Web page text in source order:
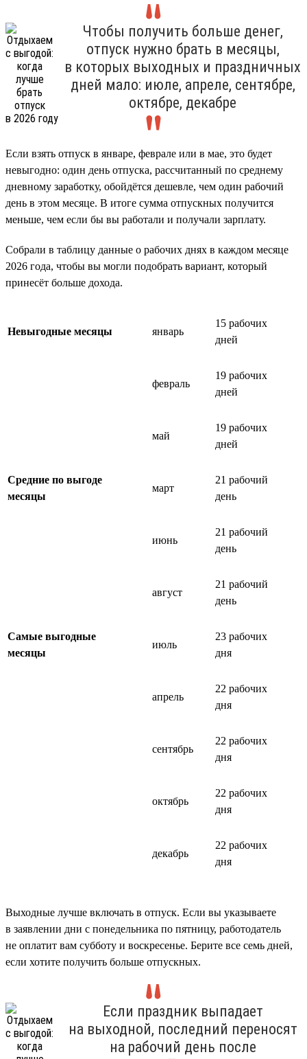
Чтобы получить больше денег,
отпуск нужно брать в месяцы,
в которых выходных и праздничных
дней мало: июле, апреле, сентябре,
октябре, декабре
Если взять отпуск в январе, феврале или в мае, это будет
невыгодно: один день отпуска, рассчитанный по среднему
дневному заработку, обойдётся дешевле, чем один рабочий
день в этом месяце. В итоге сумма отпускных получится
меньше, чем если бы вы работали и получали зарплату.
Собрали в таблицу данные о рабочих днях в каждом месяце
2026 года, чтобы вы могли подобрать вариант, который
принесёт больше дохода.
Невыгодные месяцы январь
15 рабочих
дней
февраль
19 рабочих
дней
май
19 рабочих
дней
Средние по выгоде
месяцы
март
21 рабочий
день
июнь
21 рабочий
день
август
21 рабочий
день
Самые выгодные
месяцы
июль
23 рабочих
дня
апрель
22 рабочих
дня
сентябрь
22 рабочих
дня
октябрь
22 рабочих
дня
декабрь
22 рабочих
дня
Выходные лучше включать в отпуск. Если вы указываете
в заявлении дни с понедельника по пятницу, работодатель
не оплатит вам субботу и воскресенье. Берите все семь дней,
если хотите получить больше отпускных.
Если праздник выпадает
на выходной, последний переносят
на рабочий день после